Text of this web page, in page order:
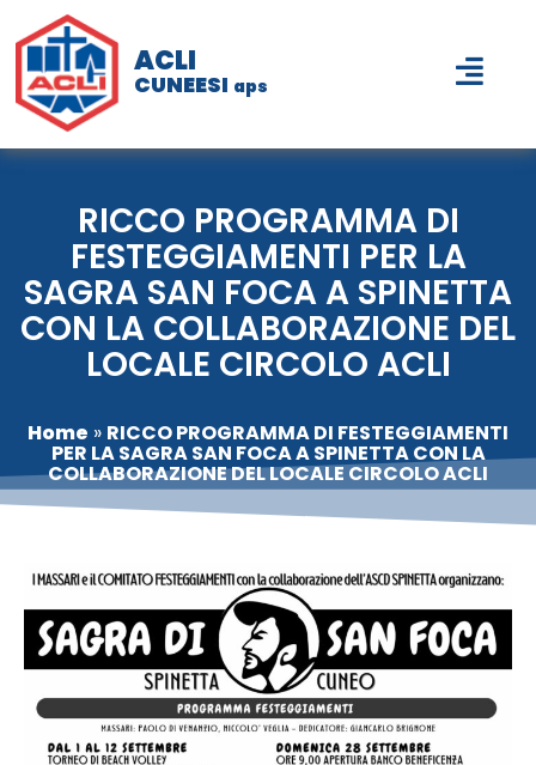
ACLI
CUNEESI aps
RICCO PROGRAMMA DI
FESTEGGIAMENTI PER LA
SAGRA SAN FOCA A SPINETTA
CON LA COLLABORAZIONE DEL
LOCALE CIRCOLO ACLI
Home » RICCO PROGRAMMA DI FESTEGGIAMENTI
PER LA SAGRA SAN FOCA A SPINETTA CON LA
COLLABORAZIONE DEL LOCALE CIRCOLO ACLI